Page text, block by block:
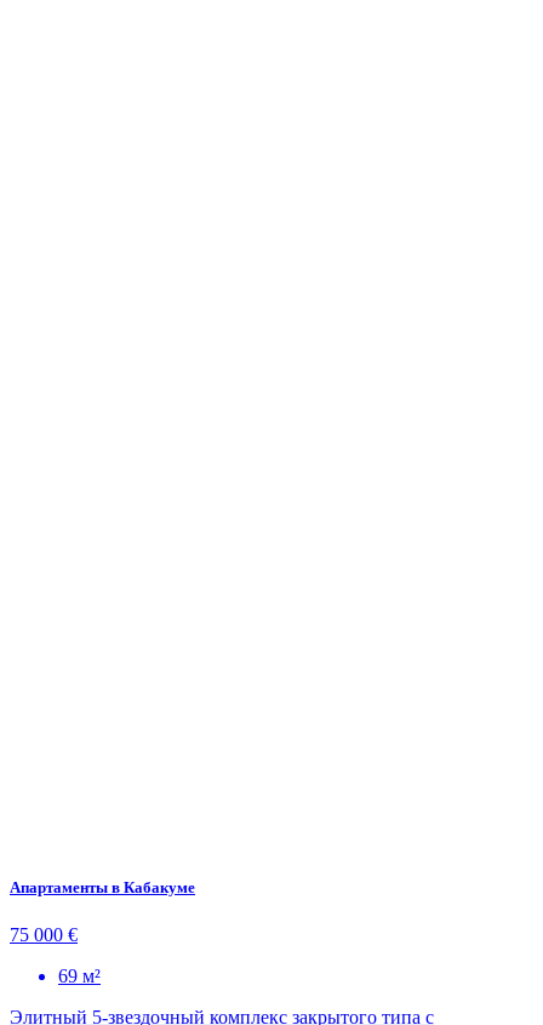
Апартаменты в Кабакуме
75 000 €
69 м²
Элитный 5-звездочный комплекс закрытого типа с